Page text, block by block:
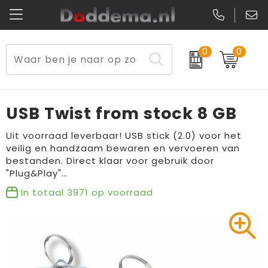
0 0
Paraplu's
Aanstekers
Elektronica, Gadgets en USB
Levensmiddelen
Bidons en Sportflessen
Veiligheidsvesten en Veiligheidshesjes
Veiligheidssignalering en Verlichting
Gereedschap
Gilets
Schoenen
Sweaters
T-Shirts
Peuters en Baby's
Schoenen
Gilets
Lunchtassen
Schoenentassen
Golftassen
Duffeltassen
Draagtassen
USB Twist from stock 8 GB
Uit voorraad leverbaar! USB stick (2.0) voor het
veilig en handzaam bewaren en vervoeren van
bestanden. Direct klaar voor gebruik door
"Plug&Play"…
In totaal 3971 op voorraad